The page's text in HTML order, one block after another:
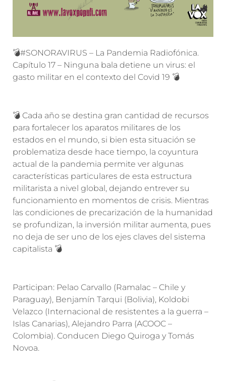
💣#SONORAVIRUS – La Pandemia Radiofónica.
Capítulo 17 – Ninguna bala detiene un virus: el
gasto militar en el contexto del Covid 19 💣
💣 Cada año se destina gran cantidad de recursos
para fortalecer los aparatos militares de los
estados en el mundo, si bien esta situación se
problematiza desde hace tiempo, la coyuntura
actual de la pandemia permite ver algunas
características particulares de esta estructura
militarista a nivel global, dejando entrever su
funcionamiento en momentos de crisis. Mientras
las condiciones de precarización de la humanidad
se profundizan, la inversión militar aumenta, pues
no deja de ser uno de los ejes claves del sistema
capitalista 💣
Participan: Pelao Carvallo (Ramalac – Chile y
Paraguay), Benjamín Tarqui (Bolivia), Koldobi
Velazco (Internacional de resistentes a la guerra –
Islas Canarias), Alejandro Parra (ACOOC –
Colombia). Conducen Diego Quiroga y Tomás
Novoa.